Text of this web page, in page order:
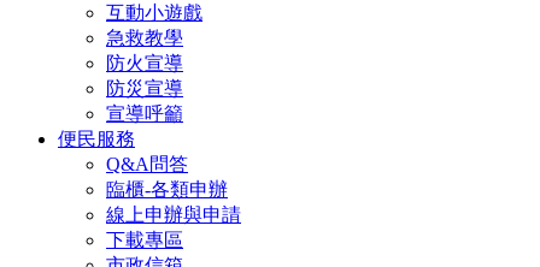
互動小遊戲
急救教學
防火宣導
防災宣導
宣導呼籲
便民服務
Q&A問答
臨櫃-各類申辦
線上申辦與申請
下載專區